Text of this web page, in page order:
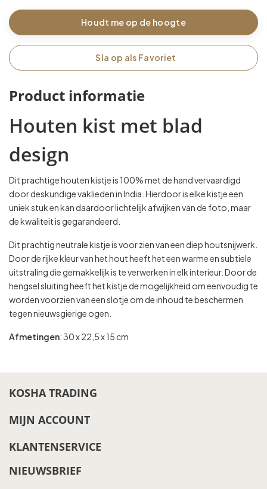
Houdt me op de hoogte
Sla op als Favoriet
Product informatie
Houten kist met blad
design
Dit prachtige houten kistje is 100% met de hand vervaardigd
door deskundige vaklieden in India. Hierdoor is elke kistje een
uniek stuk en kan daardoor lichtelijk afwijken van de foto, maar
de kwaliteit is gegarandeerd.
Dit prachtig neutrale kistje is voor zien van een diep houtsnijwerk.
Door de rijke kleur van het hout heeft het een warme en subtiele
uitstraling die gemakkelijk is te verwerken in elk interieur. Door de
hengsel sluiting heeft het kistje de mogelijkheid om eenvoudig te
worden voorzien van een slotje om de inhoud te beschermen
tegen nieuwsgierige ogen.
Afmetingen: 30 x 22,5 x 15 cm
KOSHA TRADING
MIJN ACCOUNT
KLANTENSERVICE
NIEUWSBRIEF